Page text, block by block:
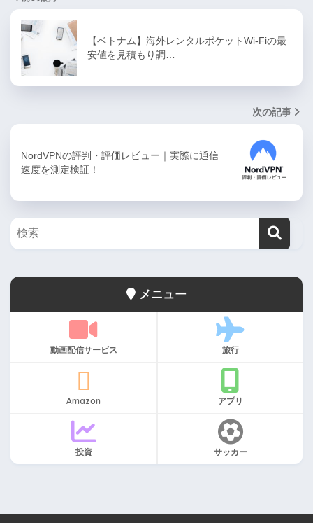
【ベトナム】海外レンタルポケットWi-Fiの最
安値を見積もり調…
次の記事
NordVPNの評判・評価レビュー｜実際に通信
速度を測定検証！
メニュー
動画配信サービス 旅行
Amazon アプリ
投資 サッカー